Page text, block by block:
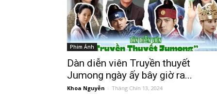
Phim Ảnh
Dàn diễn viên Truyền thuyết
Jumong ngày ấy bây giờ ra...
Khoa Nguyễn - Tháng Chín 13, 2024